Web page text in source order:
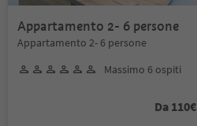
Appartamento 2- 6 persone
Appartamento 2- 6 persone
Massimo 6 ospiti
Da 110€